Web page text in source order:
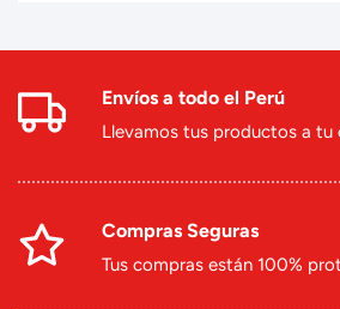
Envíos a todo el Perú
Llevamos tus productos a tu
Compras Seguras
Tus compras están 100%